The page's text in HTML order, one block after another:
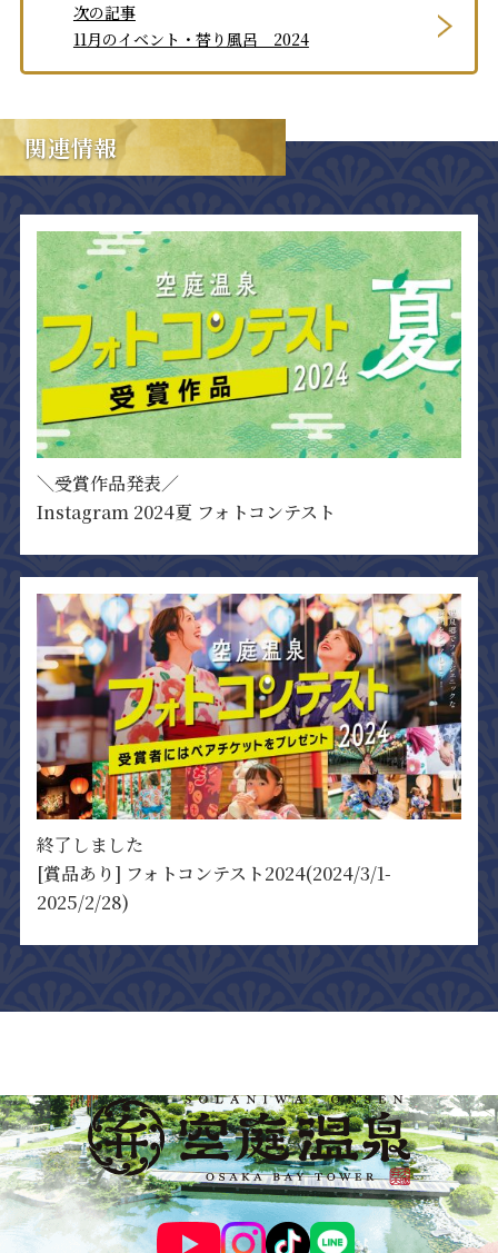
次の記事
11月のイベント・替り風呂 2024
関連情報
＼受賞作品発表／
Instagram 2024夏 フォトコンテスト
終了しました
[賞品あり] フォトコンテスト2024(2024/3/1-
2025/2/28)